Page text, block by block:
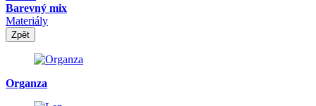
Barevný mix
Materiály
Zpět
Organza